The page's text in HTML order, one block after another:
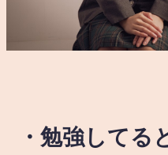
・勉強して